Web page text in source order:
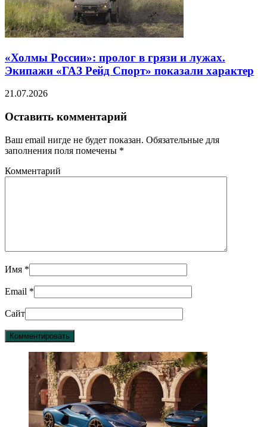
«Холмы России»: пролог в грязи и лужах.
Экипажи «ГАЗ Рейд Спорт» показали характер
21.07.2026
Оставить комментарий
Ваш email нигде не будет показан. Обязательные для
заполнения поля помечены *
Комментарий
Имя *
Email *
Сайт